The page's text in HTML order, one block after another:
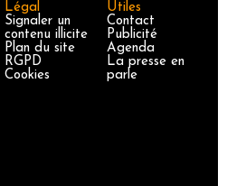
Légal
Signaler un
contenu illicite
Plan du site
RGPD
Cookies
Utiles
Contact
Publicité
Agenda
La presse en
parle